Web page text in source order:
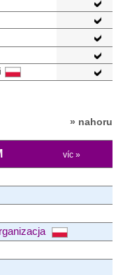
» nahoru
víc »